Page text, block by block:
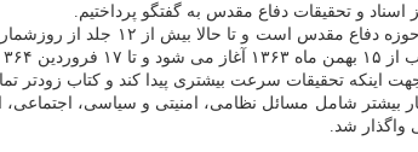
و تحقیقات دفاع مقدس به گفتگو پرداختیم.
علیرضا لطف الله زادگان که خود از
شود.
اینکه تحقیقات سرعت بیشتری پیدا کند و کتاب
بیشتر شامل مسائل نظامی، امنیتی و سیاسی،
شد.